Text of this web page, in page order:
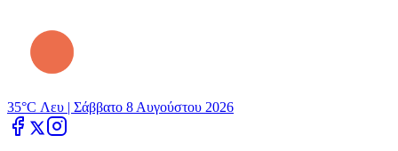
35°C Λευ | Σάββατο 8 Αυγούστου 2026